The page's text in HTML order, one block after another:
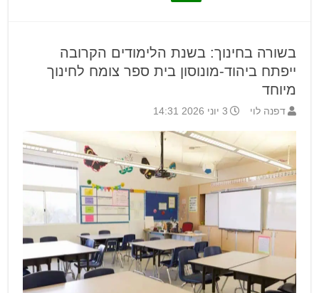
בשורה בחינוך: בשנת הלימודים הקרובה
ייפתח ביהוד-מונוסון בית ספר צומח לחינוך
מיוחד
דפנה לוי 3 יוני 2026 14:31